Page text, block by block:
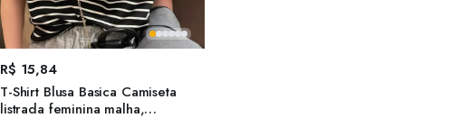
R$ 15,84
T-Shirt Blusa Basica Camiseta
listrada feminina malha,